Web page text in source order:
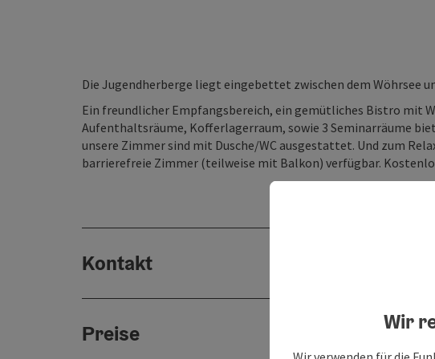
Die Jugendherberge liegt eingebettet zwischen dem Wöhrsee
Ein freundlicher Empfangsbereich, ein gemütliches Bistro mit
Aufenthaltsräume, Kofferlagerraum, sowie 3 Seminarräume
unsere Zimmer sind mit Dusche/WC ausgestattet. Und zum
barrierefreie Zimmer (teilweise mit Balkon) verfügbar.
Kontakt
Preise Wir